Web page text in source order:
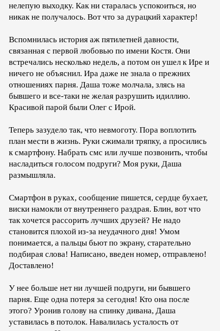
нелепую выходку. Как ни старалась успокоиться, но
никак не получалось. Вот что за дурацкий характер!
Вспомнилась история аж пятилетней давности,
связанная с первой любовью по имени Костя. Они
встречались несколько недель, а потом он ушел к Ире и
ничего не объяснил. Ира даже не знала о прежних
отношениях парня. Даша тоже молчала, злясь на
бывшего и все-таки не желая разрушить идиллию.
Красивой парой были Олег с Ирой.
Теперь зазудело так, что невмоготу. Пора воплотить
план мести в жизнь. Руки сжимали тряпку, а просились
к смартфону. Набрать смс или лучше позвонить, чтобы
насладиться голосом подруги? Моя руки, Даша
размышляла.
Смартфон в руках, сообщение пишется, сердце бухает,
виски намокли от внутреннего раздрая. Блин, вот что
так хочется рассорить лучших друзей? Не надо
становится плохой из-за неудачного дня! Умом
понимается, а пальцы бьют по экрану, старательно
подбирая слова! Написано, введен номер, отправлено!
Доставлено!
У нее больше нет ни лучшей подруги, ни бывшего
парня. Еще одна потеря за сегодня! Кто она после
этого? Уронив голову на спинку дивана, Даша
уставилась в потолок. Навалилась усталость от